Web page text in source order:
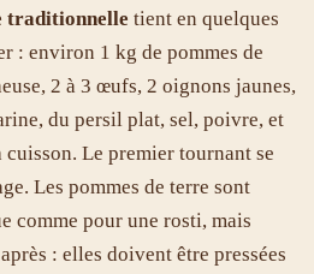
traditionnelle tient en quelques
: environ 1 kg de pommes de
2 à 3 œufs, 2 oignons jaunes,
du persil plat, sel, poivre, et
Le premier tournant se
Les pommes de terre sont
comme pour une rosti, mais
: elles doivent être pressées